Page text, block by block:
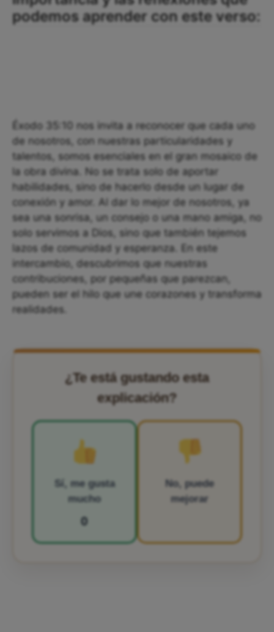
podemos aprender con este verso:
Éxodo 35:10 nos invita a reconocer que cada uno
de nosotros, con nuestras particularidades y
talentos, somos esenciales en el gran mosaico de
la obra divina. No se trata solo de aportar
habilidades, sino de hacerlo desde un lugar de
conexión y amor. Al dar lo mejor de nosotros, ya
sea una sonrisa, un consejo o una mano amiga, no
solo servimos a Dios, sino que también tejemos
lazos de comunidad y esperanza. En este
intercambio, descubrimos que nuestras
contribuciones, por pequeñas que parezcan,
pueden ser el hilo que une corazones y transforma
realidades.
¿Te está gustando esta
explicación?
Sí, me gusta
mucho
0
No, puede
mejorar